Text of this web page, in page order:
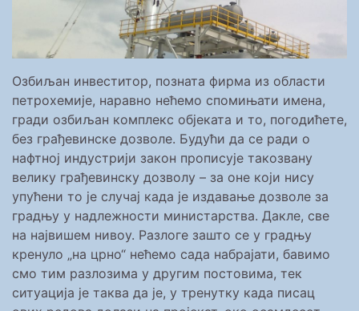
Озбиљан инвеститор, позната фирма из области
петрохемије, наравно нећемо спомињати имена,
гради озбиљан комплекс објеката и то, погодићете,
без грађевинске дозволе. Будући да се ради о
нафтној индустрији закон прописује такозвану
велику грађевинску дозволу – за оне који нису
упућени то је случај када је издавање дозволе за
градњу у надлежности министарства. Дакле, све
на највишем нивоу. Разлоге зашто се у градњу
кренуло „на црно“ нећемо сада набрајати, бавимо
смо тим разлозима у другим постовима, тек
ситуација је таква да је, у тренутку када писац